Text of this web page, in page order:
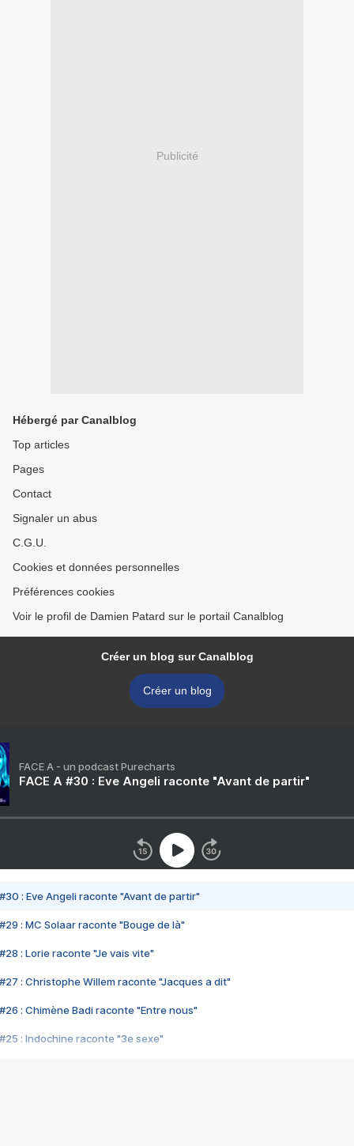
Publicité
Hébergé par Canalblog
Top articles
Pages
Contact
Signaler un abus
C.G.U.
Cookies et données personnelles
Préférences cookies
Voir le profil de Damien Patard sur le portail Canalblog
Créer un blog sur Canalblog
Créer un blog
FACE A - un podcast Purecharts
FACE A #30 : Eve Angeli raconte "Avant de partir"
#30 : Eve Angeli raconte "Avant de partir"
#29 : MC Solaar raconte "Bouge de là"
#28 : Lorie raconte "Je vais vite"
#27 : Christophe Willem raconte "Jacques a dit"
#26 : Chimène Badi raconte "Entre nous"
#25 : Indochine raconte "3e sexe"